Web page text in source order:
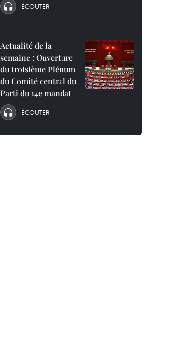
ÉCOUTER
Actualité de la
semaine : Ouverture
du troisième Plénum
du Comité central du
Parti du 14e mandat
ÉCOUTER